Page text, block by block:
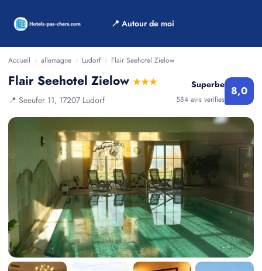
📍 Autour de moi
Accueil › allemagne › Ludorf › Flair Seehotel Zielow
Flair Seehotel Zielow ★★★
📍 Seeufer 11, 17207 Ludorf
Superbe
584 avis verifies
8,0